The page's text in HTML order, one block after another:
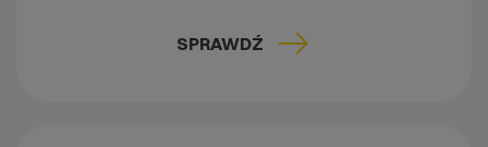
SPRAWDŹ